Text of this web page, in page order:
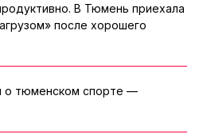
В Тюмень приехала
после хорошего
о тюменском спорте —